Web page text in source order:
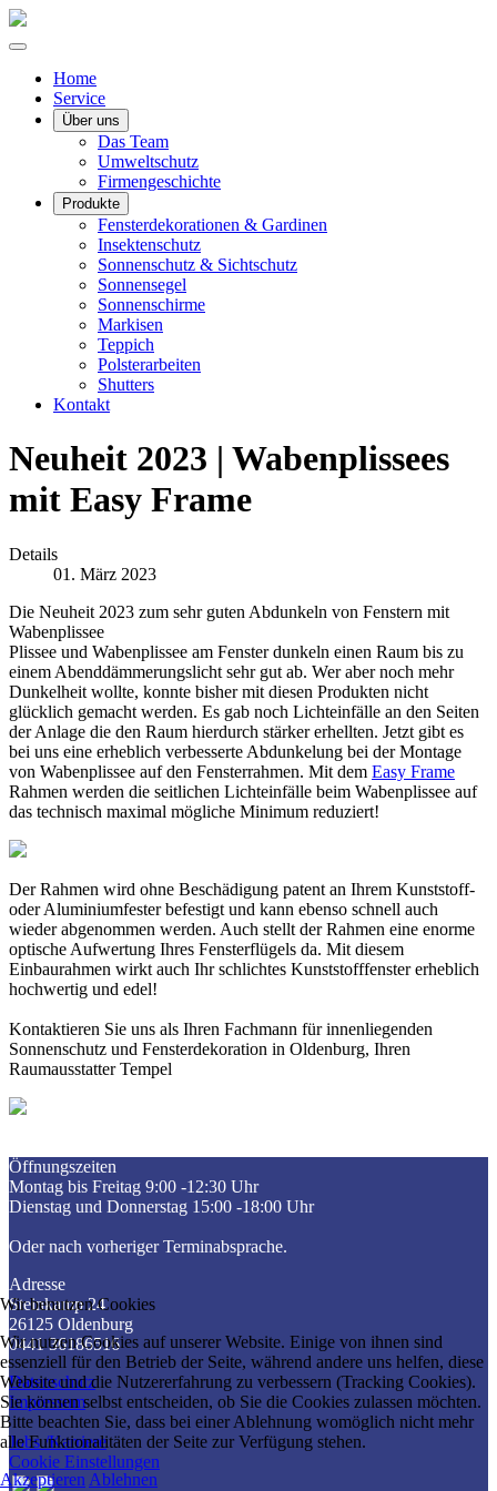
Home
Service
Über uns
Das Team
Umweltschutz
Firmengeschichte
Produkte
Fensterdekorationen & Gardinen
Insektenschutz
Sonnenschutz & Sichtschutz
Sonnensegel
Sonnenschirme
Markisen
Teppich
Polsterarbeiten
Shutters
Kontakt
Neuheit 2023 | Wabenplissees
mit Easy Frame
Details
01. März 2023
Die Neuheit 2023 zum sehr guten Abdunkeln von Fenstern mit
Wabenplissee
Plissee und Wabenplissee am Fenster dunkeln einen Raum bis zu
einem Abenddämmerungslicht sehr gut ab. Wer aber noch mehr
Dunkelheit wollte, konnte bisher mit diesen Produkten nicht
glücklich gemacht werden. Es gab noch Lichteinfälle an den Seiten
der Anlage die den Raum hierdurch stärker erhellten. Jetzt gibt es
bei uns eine erheblich verbesserte Abdunkelung bei der Montage
von Wabenplissee auf den Fensterrahmen. Mit dem Easy Frame
Rahmen werden die seitlichen Lichteinfälle beim Wabenplissee auf
das technisch maximal mögliche Minimum reduziert!
Der Rahmen wird ohne Beschädigung patent an Ihrem Kunststoff-
oder Aluminiumfester befestigt und kann ebenso schnell auch
wieder abgenommen werden. Auch stellt der Rahmen eine enorme
optische Aufwertung Ihres Fensterflügels da. Mit diesem
Einbaurahmen wirkt auch Ihr schlichtes Kunststofffenster erheblich
hochwertig und edel!
Kontaktieren Sie uns als Ihren Fachmann für innenliegenden
Sonnenschutz und Fensterdekoration in Oldenburg, Ihren
Raumausstatter Tempel
Öffnungszeiten
Montag bis Freitag 9:00 -12:30 Uhr
Dienstag und Donnerstag 15:00 -18:00 Uhr
Oder nach vorheriger Terminabsprache.
Adresse
Steinkamp 24
26125 Oldenburg
0441 36186516
Datenschutz
Impressum
Jobs /Karriere
Cookie Einstellungen
Wir benutzen Cookies
Wir nutzen Cookies auf unserer Website. Einige von ihnen sind
essenziell für den Betrieb der Seite, während andere uns helfen, diese
Website und die Nutzererfahrung zu verbessern (Tracking Cookies).
Sie können selbst entscheiden, ob Sie die Cookies zulassen möchten.
Bitte beachten Sie, dass bei einer Ablehnung womöglich nicht mehr
alle Funktionalitäten der Seite zur Verfügung stehen.
Akzeptieren Ablehnen